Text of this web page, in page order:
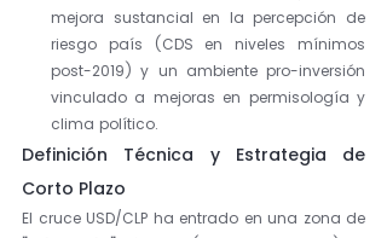
mejora sustancial en la percepción de
riesgo país (CDS en niveles mínimos
post-2019) y un ambiente pro-inversión
vinculado a mejoras en permisología y
clima político.
Definición Técnica y Estrategia de
Corto Plazo